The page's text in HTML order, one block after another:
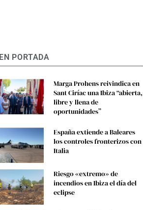
EN PORTADA
Marga Prohens reivindica en
Sant Ciríac una Ibiza “abierta,
libre y llena de
oportunidades”
España extiende a Baleares
los controles fronterizos con
Italia
Riesgo «extremo» de
incendios en Ibiza el día del
eclipse